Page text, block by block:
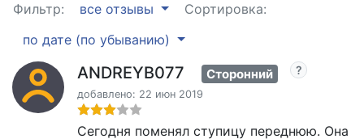
Фильтр: все отзывы
Сортировка:
по дате (по убыванию)
ANDREYB077 Сторонний
добавлено: 22 июн 2019
Сегодня поменял ступицу переднюю. Она